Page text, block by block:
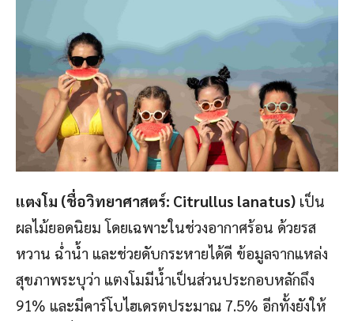
แตงโม (ชื่อวิทยาศาสตร์: Citrullus lanatus) เป็น
ผลไม้ยอดนิยม โดยเฉพาะในช่วงอากาศร้อน ด้วยรส
หวาน ฉ่ำน้ำ และช่วยดับกระหายได้ดี ข้อมูลจากแหล่ง
สุขภาพระบุว่า แตงโมมีน้ำเป็นส่วนประกอบหลักถึง
91% และมีคาร์โบไฮเดรตประมาณ 7.5% อีกทั้งยังให้